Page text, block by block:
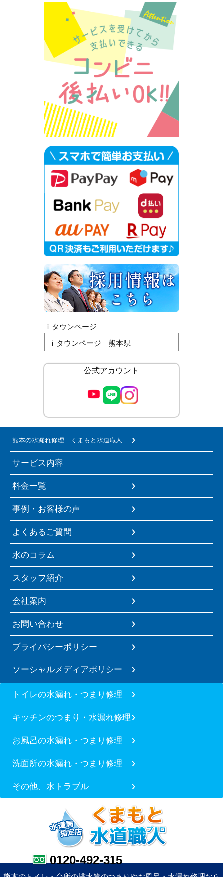
ｉタウンページ
ｉタウンページ 熊本県
公式アカウント
熊本の水漏れ修理 くまもと水道職人
サービス内容
料金一覧
事例・お客様の声
よくあるご質問
水のコラム
スタッフ紹介
会社案内
お問い合わせ
プライバシーポリシー
ソーシャルメディアポリシー
トイレの水漏れ・つまり修理
キッチンのつまり・水漏れ修理
お風呂の水漏れ・つまり修理
洗面所の水漏れ・つまり修理
その他、水トラブル
0120-492-315